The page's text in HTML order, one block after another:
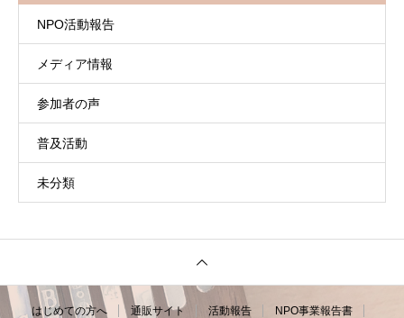
NPO活動報告
メディア情報
参加者の声
普及活動
未分類
はじめての方へ 通販サイト 活動報告 NPO事業報告書